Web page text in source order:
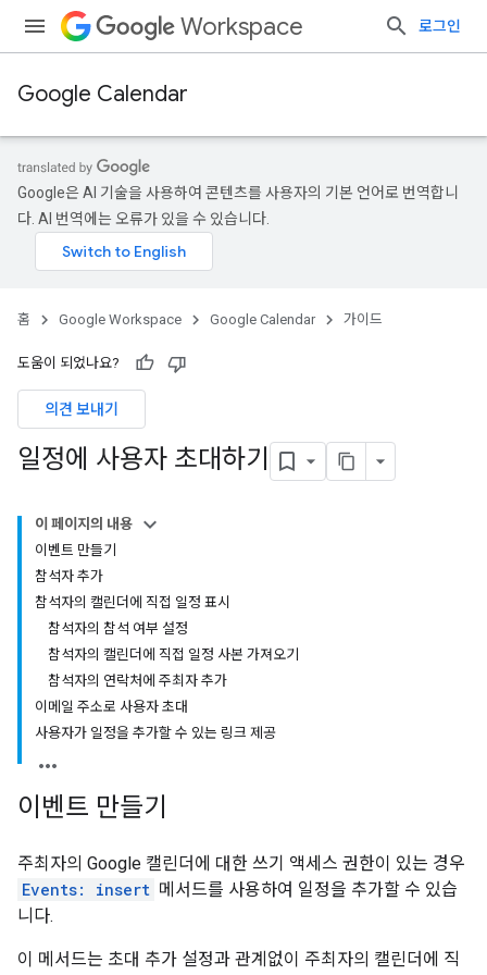
Workspace 로그인
Google Calendar
Google은 AI 기술을 사용하여 콘텐츠를 사용자의 기본 언어로 번역합니
다. AI 번역에는 오류가 있을 수 있습니다.
홈 Google Workspace Google Calendar 가이드
도움이 되었나요?
의견 보내기
일정에 사용자 초대하기
이 페이지의 내용
이벤트 만들기
참석자 추가
참석자의 캘린더에 직접 일정 표시
참석자의 참석 여부 설정
참석자의 캘린더에 직접 일정 사본 가져오기
참석자의 연락처에 주최자 추가
이메일 주소로 사용자 초대
사용자가 일정을 추가할 수 있는 링크 제공
이벤트 만들기
주최자의 Google 캘린더에 대한 쓰기 액세스 권한이 있는 경우
Events: insert 메서드를 사용하여 일정을 추가할 수 있습
니다.
이 메서드는 초대 추가 설정과 관계없이 주최자의 캘린더에 직